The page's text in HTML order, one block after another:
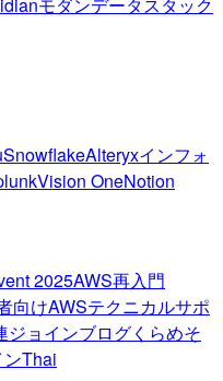
SnowflakeAlteryxインフォ
Vision OneNotion
2025AWS再入門
向けAWSテクニカルサポ
ジョインブログくらめそ
Thai